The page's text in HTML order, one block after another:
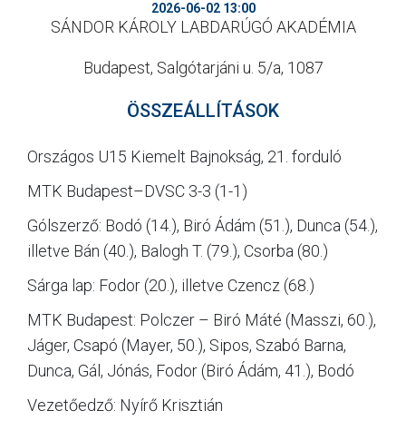
SZURKOLÓI ÉLMÉNYEK
2026-06-02 13:00
SÁNDOR KÁROLY LABDARÚGÓ AKADÉMIA
Budapest, Salgótarjáni u. 5/a, 1087
ÖSSZEÁLLÍTÁSOK
Országos U15 Kiemelt Bajnokság, 21. forduló
MTK Budapest–DVSC 3-3 (1-1)
Gólszerző: Bodó (14.), Biró Ádám (51.), Dunca (54.),
illetve Bán (40.), Balogh T. (79.), Csorba (80.)
Sárga lap: Fodor (20.), illetve Czencz (68.)
MTK Budapest: Polczer – Biró Máté (Masszi, 60.),
Jáger, Csapó (Mayer, 50.), Sipos, Szabó Barna,
Dunca, Gál, Jónás, Fodor (Biró Ádám, 41.), Bodó
Vezetőedző: Nyírő Krisztián